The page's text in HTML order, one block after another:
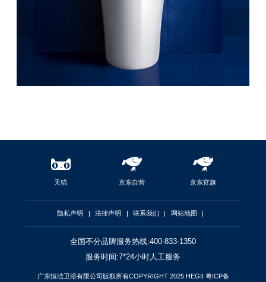
天猫 京东自营 京东官旗
隐私声明 法律声明 联系我们 网站地图
全国不分品牌服务热线:400-833-1350
服务时间:7*24小时人工服务
广东恒洁卫浴有限公司版权所有COPYRIGHT 2025 HEGII 粤ICP备